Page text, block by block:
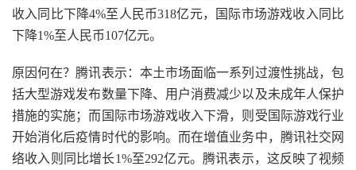
收入同比下降4%至人民币318亿元，国际市场游戏收入同比
下降1%至人民币107亿元。
原因何在？腾讯表示：本土市场面临一系列过渡性挑战，包
括大型游戏发布数量下降、用户消费减少以及未成年人保护
措施的实施；而国际市场游戏收入下滑，则受国际游戏行业
开始消化后疫情时代的影响。而在增值业务中，腾讯社交网
络收入则同比增长1%至292亿元。腾讯表示，这反映了视频